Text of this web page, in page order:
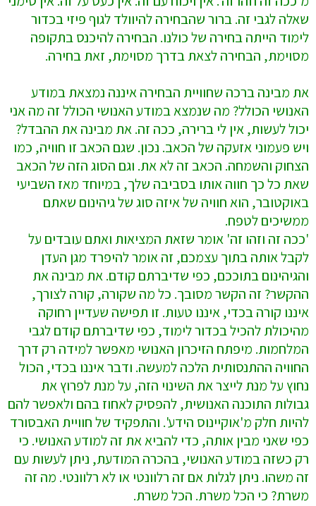
שאלה לגבי זה. ברור שהבחירה להיוולד לגוף פיזי בכדור
לימוד הייתה בחירה של כולנו. הבחירה להיכנס בתקופה
מסוימת, הבחירה לצאת בדרך מסוימת, זאת בחירה.
את מבינה ברכה שחוויית הבחירה איננה נמצאת במודע
האנושי הכולל? מה שנמצא במודע האנושי הכולל זה מה אני
יכול לעשות, אין לי ברירה, ככה זה. את מבינה את ההבדל?
ויש פעמוני אזעקה של הכאב. נכון. שגם הכאב זו חוויה, כמו
הצחוק והשמחה. הכאב זה לא את. וגם הסוג הזה של הכאב
שאת כל כך חווה אותו בסביבה שלך, במיוחד מאז השביעי
באוקטובר, הוא חוויה של איזה סוג של גיהינום שאתם
ממשיכים לטפח.
'ככה זה וזהו זה' אומר שזאת המציאות ואתם עובדים על
לקבל אותה בתוך עצמכם, זה אומר להיפרד מגן העדן
והגיהינום בתוככם, כפי שדיברתם קודם. את מבינה את
ההקשר? זה הקשר מסובך. כל מה שקורה, קורה לצורך,
איננו קורה בכדי, איננו טעות. זו תפישה שעדיין רחוקה
מהיכולת להכיל בכדור לימוד, כפי שדיברתם קודם לגבי
המלחמות. מיפתח הזיכרון האנושי מאפשר למידה רק דרך
החוויה ההתנסותית הלכה למעשה. ודבר איננו בכדי, הכול
נחוץ על מנת לייצר את השינוי הזה, על מנת לפרוץ את
גבולות התוכנה האנושית, להפסיק לאחוז בהם ולאפשר להם
להיות חלק מ'אוקיינוס הידע'. והתפקיד של חוויית האבסורד
כפי שאני מבין אותה, כדי להביא את זה למודע האנושי. כי
רק כשזה במודע האנושי, בהכרה המודעת, ניתן לעשות עם
זה משהו. ניתן לגלות אם זה רלוונטי או לא רלוונטי. מה זה
משרת? כי הכל משרת. הכל משרת.